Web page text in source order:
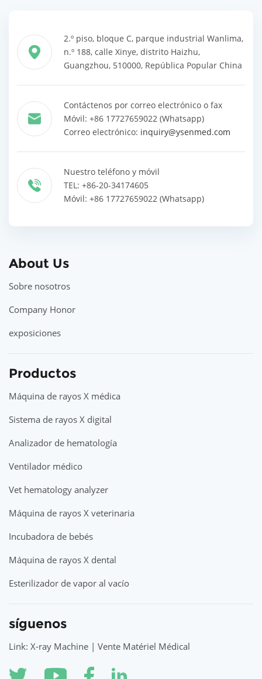
2.º piso, bloque C, parque industrial Wanlima,
n.º 188, calle Xinye, distrito Haizhu,
Guangzhou, 510000, República Popular China
Contáctenos por correo electrónico o fax
Móvil: +86 17727659022 (Whatsapp)
Correo electrónico: inquiry@ysenmed.com
Nuestro teléfono y móvil
TEL: +86-20-34174605
Móvil: +86 17727659022 (Whatsapp)
About Us
Sobre nosotros
Company Honor
exposiciones
Productos
Máquina de rayos X médica
Sistema de rayos X digital
Analizador de hematología
Ventilador médico
Vet hematology analyzer
Máquina de rayos X veterinaria
Incubadora de bebés
Máquina de rayos X dental
Esterilizador de vapor al vacío
síguenos
Link: X-ray Machine | Vente Matériel Médical